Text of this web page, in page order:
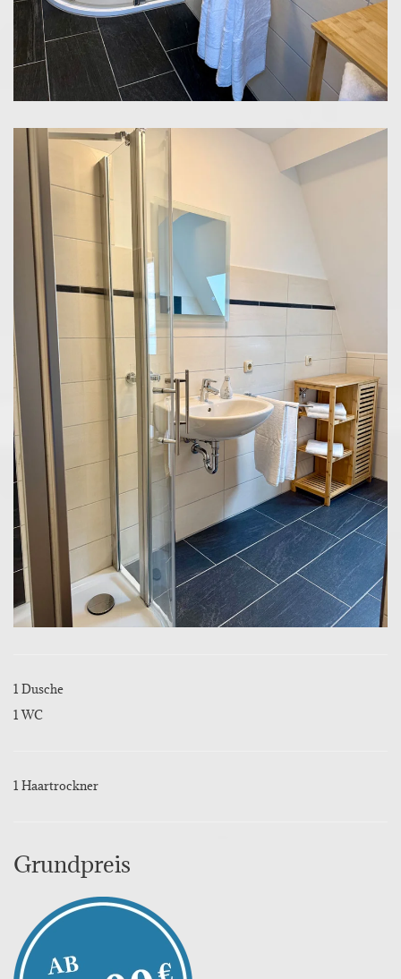
1 Dusche
1 WC
1 Haartrockner
Grundpreis